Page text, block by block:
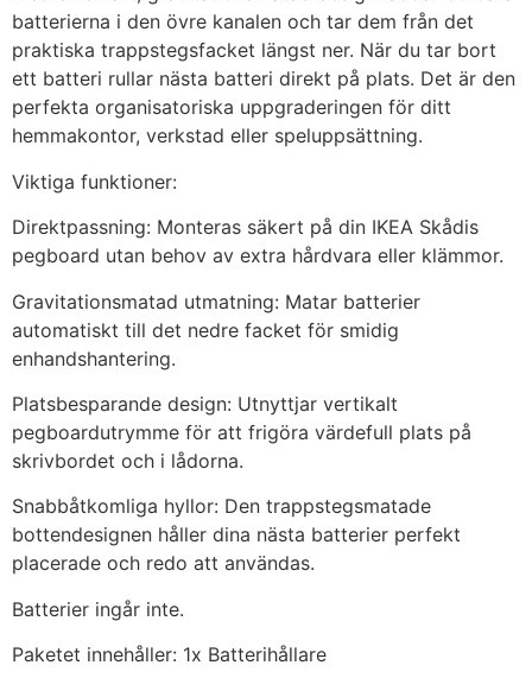
batterierna i den övre kanalen och tar dem från det
praktiska trappstegsfacket längst ner. När du tar bort
ett batteri rullar nästa batteri direkt på plats. Det är den
perfekta organisatoriska uppgraderingen för ditt
hemmakontor, verkstad eller speluppsättning.
Viktiga funktioner:
Direktpassning: Monteras säkert på din IKEA Skådis
pegboard utan behov av extra hårdvara eller klämmor.
Gravitationsmatad utmatning: Matar batterier
automatiskt till det nedre facket för smidig
enhandshantering.
Platsbesparande design: Utnyttjar vertikalt
pegboardutrymme för att frigöra värdefull plats på
skrivbordet och i lådorna.
Snabbåtkomliga hyllor: Den trappstegsmatade
bottendesignen håller dina nästa batterier perfekt
placerade och redo att användas.
Batterier ingår inte.
Paketet innehåller: 1x Batterihållare